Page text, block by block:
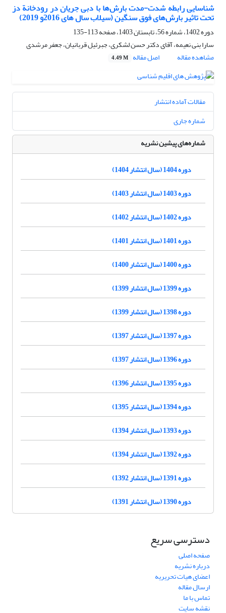
شناسایی رابطه شدت-مدت بارش‌ها با دبی جریان در رودخانة دز
تحت تاثیر بارش‌های فوق سنگین (سیلاب سال های 2016و 2019)
دوره 1402، شماره 56، تابستان 1403، صفحه
113-135
سارا بنی نعیمه، آقای دکتر حسن لشکری، جبرئیل قربانیان، جعفر مرشدی
مشاهده مقاله
اصل مقاله 4.49 M
مقالات آماده انتشار
شماره جاری
شماره‌های پیشین نشریه
دوره 1404 (سال انتشار 1404)
دوره 1403 (سال انتشار 1403)
دوره 1402 (سال انتشار 1402)
دوره 1401 (سال انتشار 1401)
دوره 1400 (سال انتشار 1400)
دوره 1399 (سال انتشار 1399)
دوره 1398 (سال انتشار 1399)
دوره 1397 (سال انتشار 1397)
دوره 1396 (سال انتشار 1397)
دوره 1395 (سال انتشار 1396)
دوره 1394 (سال انتشار 1395)
دوره 1393 (سال انتشار 1394)
دوره 1392 (سال انتشار 1394)
دوره 1391 (سال انتشار 1392)
دوره 1390 (سال انتشار 1391)
دسترسی سریع
صفحه اصلی
درباره نشریه
اعضای هیات تحریریه
ارسال مقاله
تماس با ما
نقشه سایت